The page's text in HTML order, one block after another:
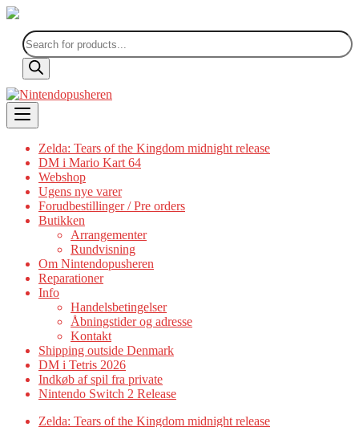
Products
search
Skip
to
content
Zelda: Tears of the Kingdom midnight release
DM i Mario Kart 64
Webshop
Ugens nye varer
Forudbestillinger / Pre orders
Butikken
Arrangementer
Rundvisning
Om Nintendopusheren
Reparationer
Info
Handelsbetingelser
Åbningstider og adresse
Kontakt
Shipping outside Denmark
DM i Tetris 2026
Indkøb af spil fra private
Nintendo Switch 2 Release
Zelda: Tears of the Kingdom midnight release